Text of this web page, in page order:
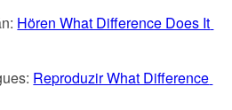
Hören What Difference Does It
Reproduzir What Difference